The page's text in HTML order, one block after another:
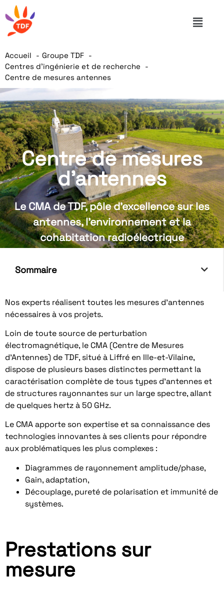
Accueil
Groupe TDF
Centres d’ingénierie et de recherche
Centre de mesures antennes
Centre de mesures
d'antennes
Le CMA de TDF, pôle d’excellence sur les
antennes, l’environnement et la
cohabitation radioélectrique
Sommaire
Nos experts réalisent toutes les mesures d’antennes
nécessaires à vos projets.
Loin de toute source de perturbation
électromagnétique, le CMA (Centre de Mesures
d’Antennes) de TDF, situé à Liffré en Ille-et-Vilaine,
dispose de plusieurs bases distinctes permettant la
caractérisation complète de tous types d’antennes et
de structures rayonnantes sur un large spectre, allant
de quelques hertz à 50 GHz.
Le CMA apporte son expertise et sa connaissance des
technologies innovantes à ses clients pour répondre
aux problématiques les plus complexes :
Diagrammes de rayonnement amplitude/phase,
Gain, adaptation,
Découplage, pureté de polarisation et immunité de
systèmes.
Prestations sur
mesure